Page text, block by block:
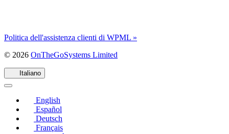
Politica dell'assistenza clienti di WPML »
© 2026 OnTheGoSystems Limited
Italiano
English
Español
Deutsch
Français